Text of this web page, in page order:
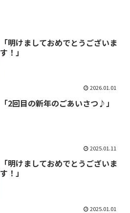
「明けましておめでとうございま
す！」
2026.01.01
「2回目の新年のごあいさつ♪」
2025.01.11
「明けましておめでとうございま
す！」
2025.01.01